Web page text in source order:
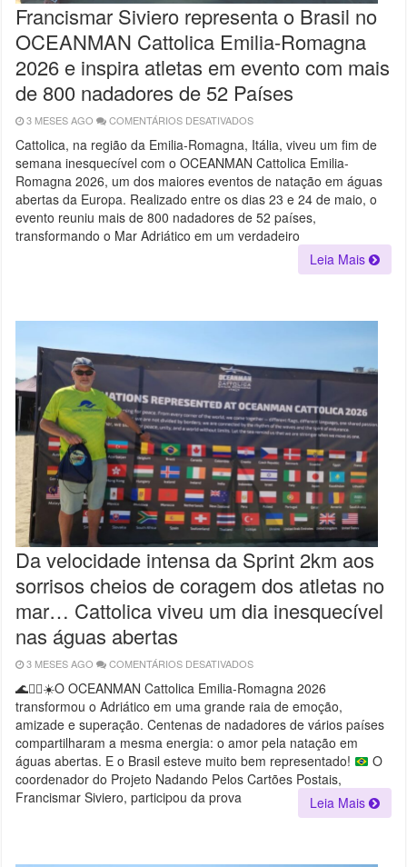
Francismar Siviero representa o Brasil no
OCEANMAN Cattolica Emilia-Romagna
2026 e inspira atletas em evento com mais
de 800 nadadores de 52 Países
3 MESES AGO COMENTÁRIOS DESATIVADOS
SIVIERO
REPRESENTA
O
BRASIL
NO
OCEANMAN
CATTOLICA
EMILIA-
ROMAGNA
2026
52
PAÍSES
Cattolica, na região da Emilia-Romagna, Itália, viveu um fim de
semana inesquecível com o OCEANMAN Cattolica Emilia-
Romagna 2026, um dos maiores eventos de natação em águas
abertas da Europa. Realizado entre os dias 23 e 24 de maio, o
evento reuniu mais de 800 nadadores de 52 países,
transformando o Mar Adriático em um verdadeiro
Leia Mais
Da velocidade intensa da Sprint 2km aos
sorrisos cheios de coragem dos atletas no
mar… Cattolica viveu um dia inesquecível
nas águas abertas
3 MESES AGO COMENTÁRIOS DESATIVADOS
VELOCIDADE
INTENSA
DA
SPRINT
2KM
AOS
SORRISOS
CHEIOS
DE
CORAGEM
🌊🏊‍♂️☀️O OCEANMAN Cattolica Emilia-Romagna 2026
transformou o Adriático em uma grande raia de emoção,
amizade e superação. Centenas de nadadores de vários países
compartilharam a mesma energia: o amor pela natação em
águas abertas. E o Brasil esteve muito bem representado!
O
coordenador do Projeto Nadando Pelos Cartões Postais,
Francismar Siviero, participou da prova
Leia Mais